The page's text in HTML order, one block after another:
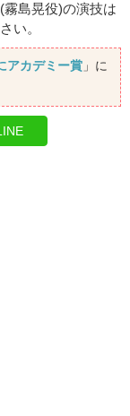
(霧島晃役)の演技は
い。
アカデミー賞 」に